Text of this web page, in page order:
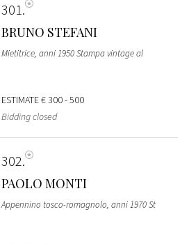
301
BRUNO STEFANI
Mietitrice, anni 1950 Stampa vintage al
ESTIMATE€ 300 - 500
Bidding closed
302
PAOLO MONTI
Appennino tosco-romagnolo, anni 1970 St